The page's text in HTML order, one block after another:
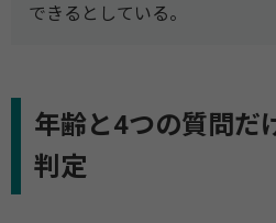
できるとしている。
年齢と4つの質問だ
判定